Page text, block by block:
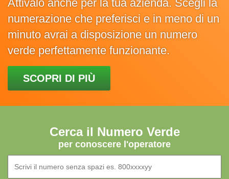
Attivalo anche per la tua azienda. Scegli la
numerazione che preferisci e in meno di un
minuto avrai a disposizione un numero
verde perfettamente funzionante.
SCOPRI DI PIÙ
Cerca il Numero Verde
per conoscere l'operatore